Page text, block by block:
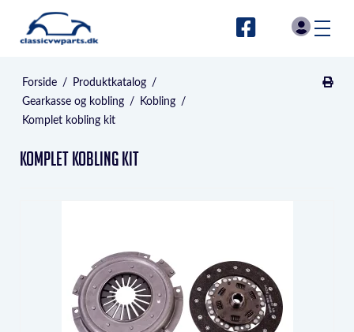
Forside / Produktkatalog /
Gearkasse og kobling / Kobling /
Komplet kobling kit
Komplet kobling kit